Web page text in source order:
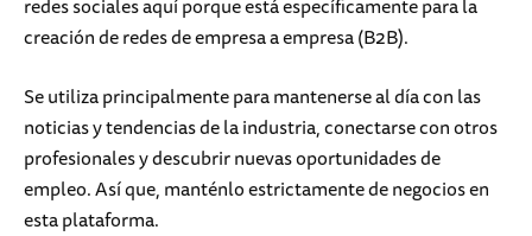
creación de redes de empresa a empresa (B2B).
Se utiliza principalmente para mantenerse al día con las
noticias y tendencias de la industria, conectarse con otros
profesionales y descubrir nuevas oportunidades de
empleo. Así que, manténlo estrictamente de negocios en
esta plataforma.